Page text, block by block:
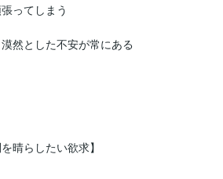
ってしまう
然とした不安が常にある
晴らしたい欲求】